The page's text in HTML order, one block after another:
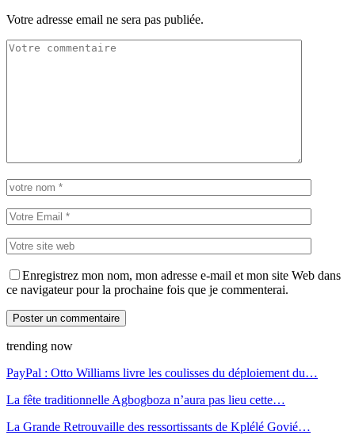
Votre adresse email ne sera pas publiée.
Enregistrez mon nom, mon adresse e-mail et mon site Web dans
ce navigateur pour la prochaine fois que je commenterai.
trending now
PayPal : Otto Williams livre les coulisses du déploiement du…
La fête traditionnelle Agbogboza n’aura pas lieu cette…
La Grande Retrouvaille des ressortissants de Kplélé Govié…